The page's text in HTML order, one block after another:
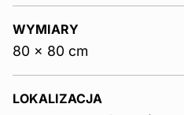
WYMIARY
80 x 80 cm
LOKALIZACJA